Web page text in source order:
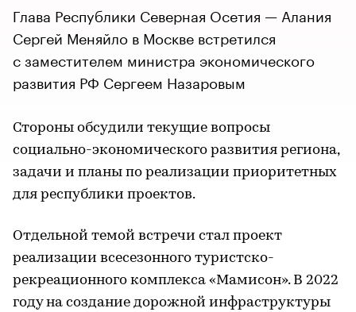
Глава Республики Северная Осетия — Алания
Сергей Меняйло в Москве встретился
с заместителем министра экономического
развития РФ Сергеем Назаровым
Стороны обсудили текущие вопросы
социально-экономического развития региона,
задачи и планы по реализации приоритетных
для республики проектов.
Отдельной темой встречи стал проект
реализации всесезонного туристско-
рекреационного комплекса «Мамисон». В 2022
году на создание дорожной инфраструктуры